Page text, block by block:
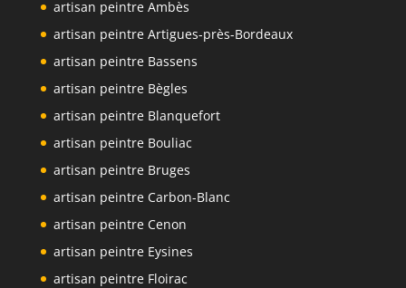
artisan peintre Ambès
artisan peintre Artigues-près-Bordeaux
artisan peintre Bassens
artisan peintre Bègles
artisan peintre Blanquefort
artisan peintre Bouliac
artisan peintre Bruges
artisan peintre Carbon-Blanc
artisan peintre Cenon
artisan peintre Eysines
artisan peintre Floirac